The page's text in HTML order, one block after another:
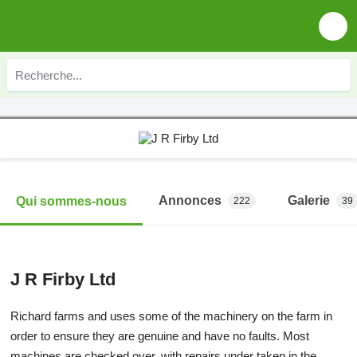
Qui sommes-nous Annonces 222 Galerie 39
J R Firby Ltd
Richard farms and uses some of the machinery on the farm in
order to ensure they are genuine and have no faults. Most